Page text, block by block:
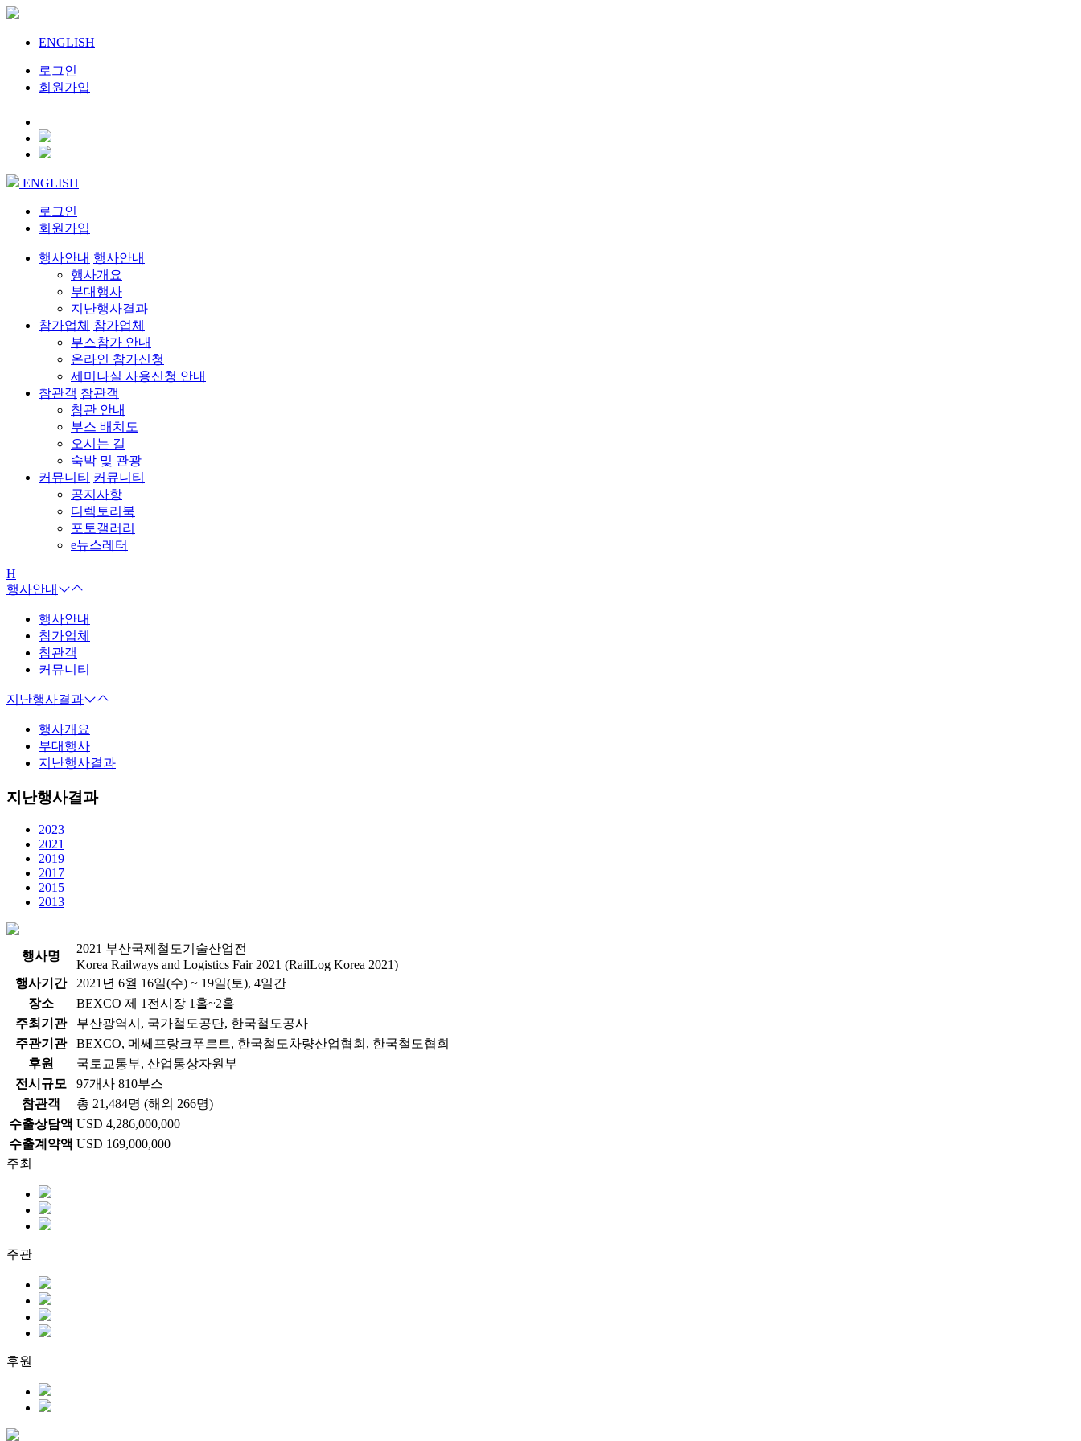
ENGLISH
로그인
회원가입
ENGLISH
로그인
회원가입
행사안내 행사안내
행사개요
부대행사
지난행사결과
참가업체 참가업체
부스참가 안내
온라인 참가신청
세미나실 사용신청 안내
참관객 참관객
참관 안내
부스 배치도
오시는 길
숙박 및 관광
커뮤니티 커뮤니티
공지사항
디렉토리북
포토갤러리
e뉴스레터
H
행사안내
행사안내
참가업체
참관객
커뮤니티
지난행사결과
행사개요
부대행사
지난행사결과
지난행사결과
2023
2021
2019
2017
2015
2013
행사명
2021 부산국제철도기술산업전
Korea Railways and Logistics Fair 2021 (RailLog Korea 2021)
행사기 간
2021년 6월 16일(수) ~ 19일(토), 4일간
장소
BEXCO 제 1전시장 1홀~2홀
주최 기 관
부산광역시, 국가철도공단, 한국철도공사
주관기 관
BEXCO, 메쎄프랑크푸르트, 한국철도차량산업협회, 한국철도협회
후원
국토교통부, 산업통상자원부
전시 규모
97개사 810부스
참관객
총 21,484명 (해외 266명)
수출상담액 USD 4,286,000,000
수출계 약액 USD 169,000,000
주최
주관
후원